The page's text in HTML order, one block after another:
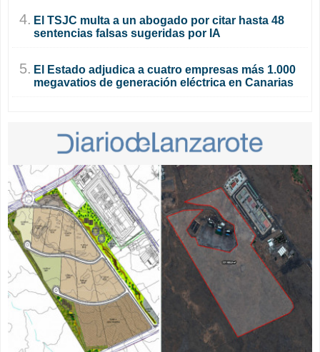
4. El TSJC multa a un abogado por citar hasta 48
sentencias falsas sugeridas por IA
5. El Estado adjudica a cuatro empresas más 1.000
megavatios de generación eléctrica en Canarias